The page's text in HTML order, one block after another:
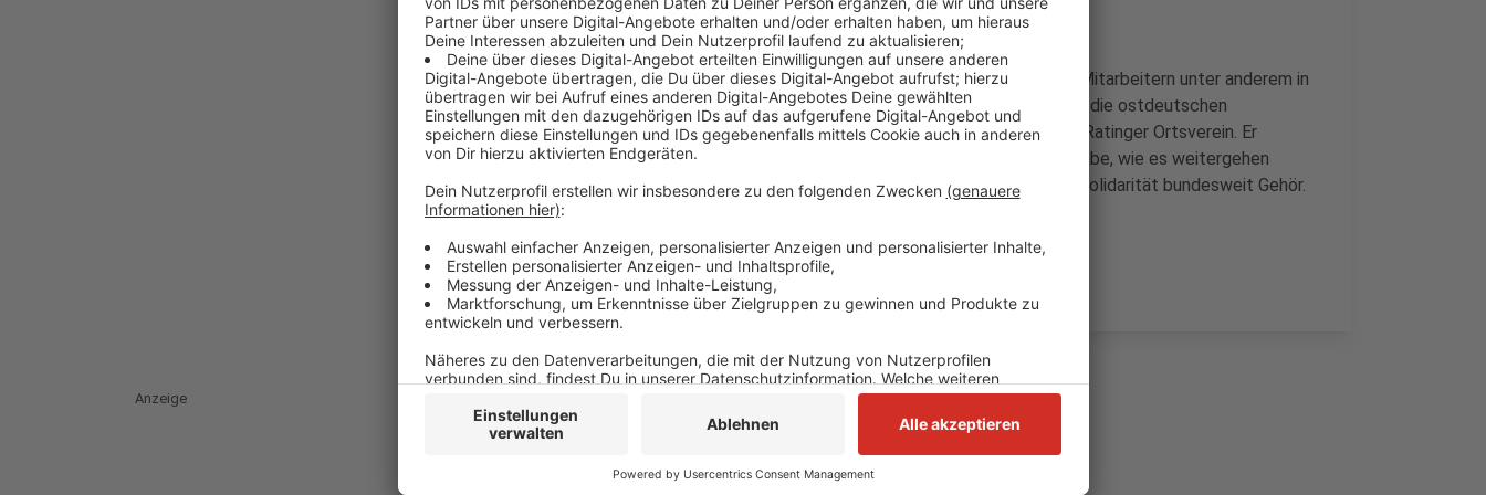
In ganz Deutschland ist die Volkssolidarität mit mehr als 13.000 Mitarbeitern unter anderem in
Kitas und Pflegeeinrichtungen aktiv. Es sei geplant, dass nur noch die ostdeutschen
Landesverbände Mitglied im Gesamtverband sein können, so der Ratinger Ortsverein. Er
kritisiert, dass der Gesamtverband nicht das Gespräch gesucht habe, wie es weitergehen
könnte. Als rein ostdeutscher Regionalverband verliere die Volkssolidarität bundesweit Gehör.
Anzeige